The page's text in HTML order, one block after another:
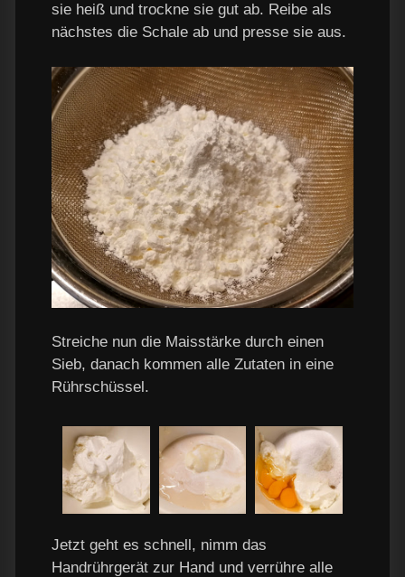
sie heiß und trockne sie gut ab. Reibe als
nächstes die Schale ab und presse sie aus.
Streiche nun die Maisstärke durch einen
Sieb, danach kommen alle Zutaten in eine
Rührschüssel.
Jetzt geht es schnell, nimm das
Handrührgerät zur Hand und verrühre alle